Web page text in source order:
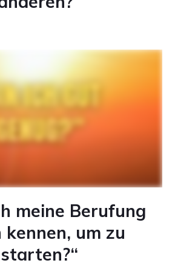
meine Berufung
kennen, um zu
starten?“